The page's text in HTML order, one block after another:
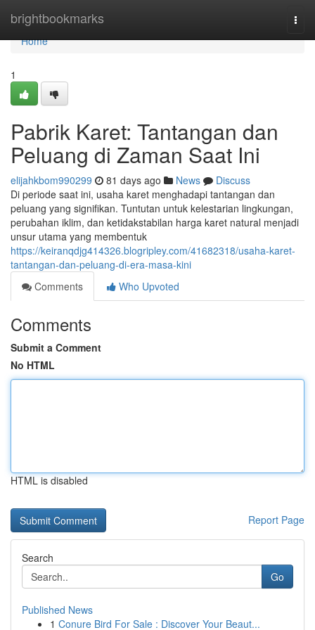
brightbookmarks
Home
Home
1
Pabrik Karet: Tantangan dan
Peluang di Zaman Saat Ini
elijahkbom990299 81 days ago News
Discuss
Di periode saat ini, usaha karet menghadapi tantangan dan
peluang yang signifikan. Tuntutan untuk kelestarian lingkungan,
perubahan iklim, dan ketidakstabilan harga karet natural menjadi
unsur utama yang membentuk
https://keiranqdjg414326.blogripley.com/41682318/usaha-karet-
tantangan-dan-peluang-di-era-masa-kini
Comments
Who Upvoted
Comments
Submit a Comment
No HTML
HTML is disabled
Report Page
Search
Go
Published News
1 Conure Bird For Sale : Discover Your Beaut...